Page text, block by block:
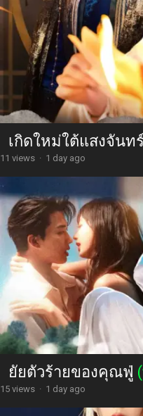
เกิดใหม่ใต้แสงจัน
11 views · 1 day ago
ยัยตัวร้ายของคุณฟู่
15 views · 1 day ago